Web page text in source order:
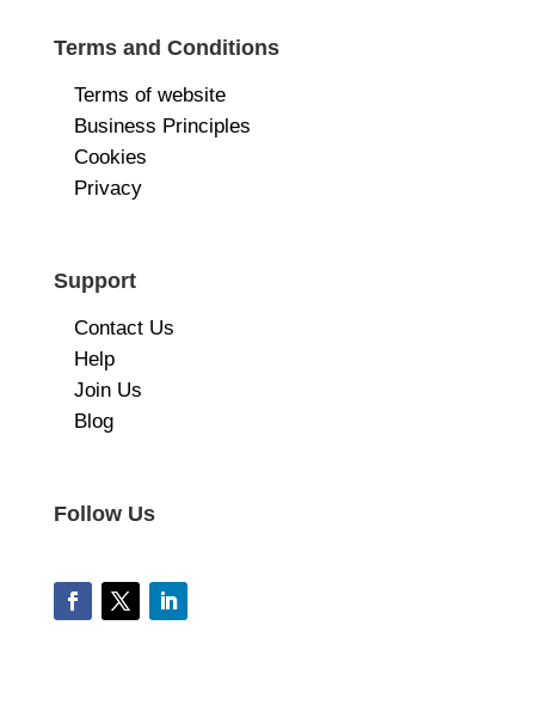
Terms and Conditions
Terms of website
Business Principles
Cookies
Privacy
Support
Contact Us
Help
Join Us
Blog
Follow Us